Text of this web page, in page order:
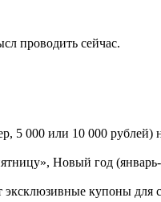
проводить сейчас.
000 или 10 000 рублей)
Новый год (январь-
купоны